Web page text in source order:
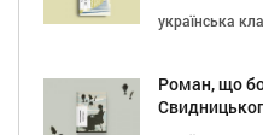
українська
Роман, що